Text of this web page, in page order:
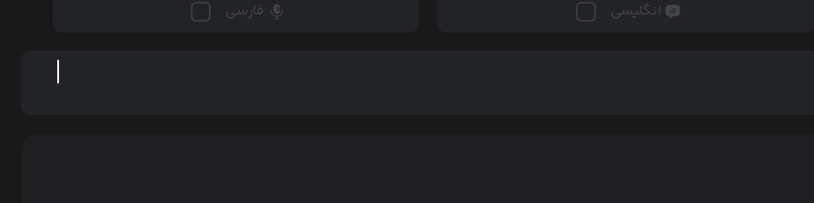
انگلیسی فارسی